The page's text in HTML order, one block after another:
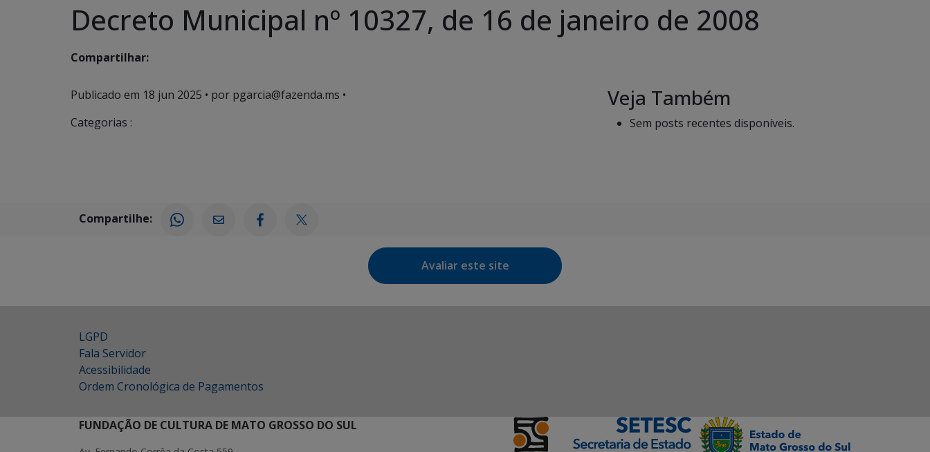
Decreto Municipal nº 10327, de 16 de janeiro de 2008
Compartilhar:
Publicado em 18 jun 2025 • por pgarcia@fazenda.ms •
Categorias :
Veja Também
Sem posts recentes disponíveis.
Compartilhe:
Avaliar este site
LGPD
Fala Servidor
Acessibilidade
Ordem Cronológica de Pagamentos
FUNDAÇÃO DE CULTURA DE MATO GROSSO DO SUL